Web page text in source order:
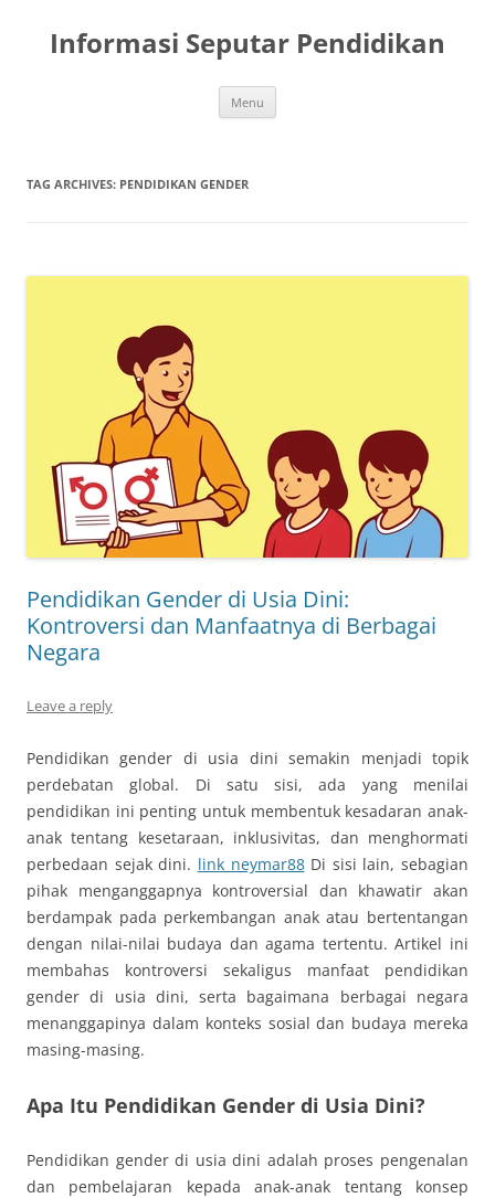
content
Informasi Seputar Pendidikan
Menu
TAG ARCHIVES: PENDIDIKAN GENDER
Pendidikan Gender di Usia Dini:
Kontroversi dan Manfaatnya di Berbagai
Negara
Leave a reply
Pendidikan gender di usia dini semakin menjadi topik
perdebatan global. Di satu sisi, ada yang menilai
pendidikan ini penting untuk membentuk kesadaran anak-
anak tentang kesetaraan, inklusivitas, dan menghormati
perbedaan sejak dini. link neymar88Di sisi lain, sebagian
pihak menganggapnya kontroversial dan khawatir akan
berdampak pada perkembangan anak atau bertentangan
dengan nilai-nilai budaya dan agama tertentu. Artikel ini
membahas kontroversi sekaligus manfaat pendidikan
gender di usia dini, serta bagaimana berbagai negara
menanggapinya dalam konteks sosial dan budaya mereka
masing-masing.
Apa Itu Pendidikan Gender di Usia Dini?
Pendidikan gender di usia dini adalah proses pengenalan
dan pembelajaran kepada anak-anak tentang konsep